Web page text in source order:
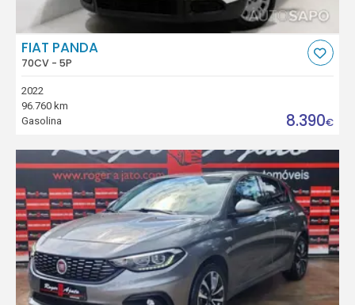
FIAT PANDA
70CV - 5P
2022
96.760 km
Gasolina
8.390€